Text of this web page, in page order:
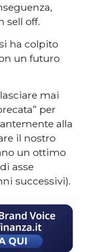
sell off.
ha colpito
un futuro
mai
per
alla
il nostro
un ottimo
asse
successivi).